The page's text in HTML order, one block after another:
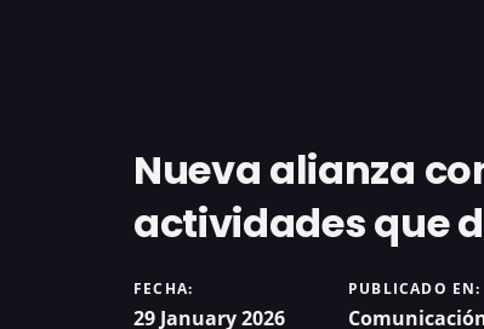
Nueva alianza
actividades que
FECHA:
29 January 2026
PUBLICADO EN: